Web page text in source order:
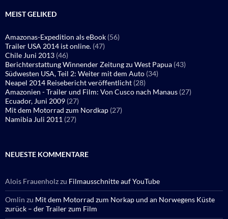
MEIST GELIKED
Amazonas-Expedition als eBook (56)
Trailer USA 2014 ist online. (47)
Chile Juni 2013 (46)
Berichterstattung Winnender Zeitung zu West Papua (43)
Südwesten USA, Teil 2: Weiter mit dem Auto (34)
Neapel 2014 Reisebericht veröffentlicht (28)
Amazonien - Trailer und Film: Von Cusco nach Manaus (27)
Ecuador, Juni 2009 (27)
Mit dem Motorrad zum Nordkap (27)
Namibia Juli 2011 (27)
NEUESTE KOMMENTARE
Alois Frauenholzzu Filmausschnitte auf YouTube
Omlin zu Mit dem Motorrad zum Norkap und an Norwegens Küste
zurück – der Trailer zum Film